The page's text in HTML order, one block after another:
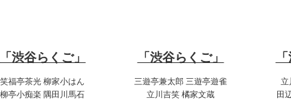
「渋谷らくご」
笑福亭茶光 柳家小はん
柳亭小痴楽 隅田川馬石
「渋谷らくご」
三遊亭兼太郎 三遊亭遊雀
立川吉笑 橘家文蔵
立
田